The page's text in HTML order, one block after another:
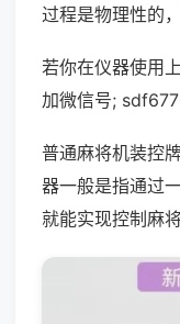
过程是物理性的
若你在仪器使用
加微信号;
普通麻将机装控
器一般是指通过
就能实现控制麻